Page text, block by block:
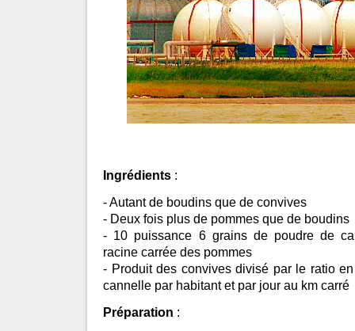
Ingrédients :
- Autant de boudins que de convives
- Deux fois plus de pommes que de boudins
- 10 puissance 6 grains de poudre de
racine carrée des pommes
- Produit des convives divisé par le ratio
cannelle par habitant et par jour au km carré
Préparation :